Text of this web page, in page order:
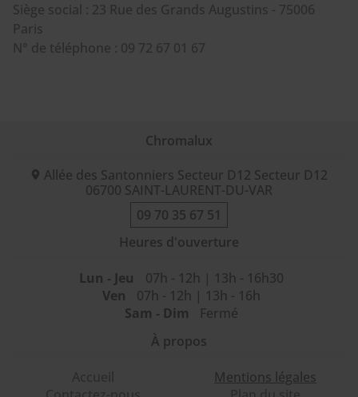
Siège social : 23 Rue des Grands Augustins - 75006
Paris
N° de téléphone : 09 72 67 01 67
Chromalux
Allée des Santonniers Secteur D12 Secteur D12
06700 SAINT-LAURENT-DU-VAR
09 70 35 67 51
Heures d'ouverture
Lun - Jeu
07h - 12h | 13h - 16h30
Ven
07h - 12h | 13h - 16h
Sam - Dim
Fermé
À propos
Mentions légales